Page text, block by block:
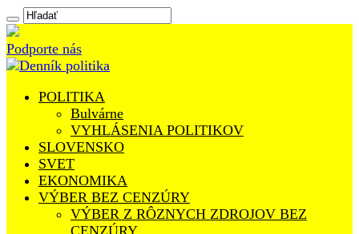
Podporte nás
POLITIKA
Bulvárne
VYHLÁSENIA POLITIKOV
SLOVENSKO
SVET
EKONOMIKA
VÝBER BEZ CENZÚRY
VÝBER Z RÔZNYCH ZDROJOV BEZ
CENZÚRY